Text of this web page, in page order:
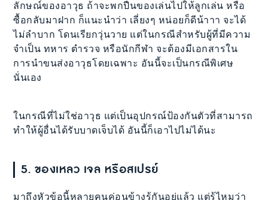
ลักษณ์ของอาวุธ ถ้าจะพกปืนของเล่นไปให้ลูกเล่น หรือ
ซื้อกลับมาฝาก ก็แนะนำว่า เลี่ยงๆ หน่อยก็ดีน้าาา จะได้
ไม่ลำบาก โดนเรียกวุ่นวาย แต่ในกรณีสำหรับผู้ที่มีความ
จำเป็น ทหาร ตำรวจ หรือนักกีฬา จะต้องมีเอกสารใน
การนำขนส่งอาวุธโดยเฉพาะ อันนี้จะเป็นกรณีพิเศษ
นั่นเอง
ในกรณีที่ไม่ใช่อาวุธ แต่เป็นอุปกรณ์ป้องกันตัวที่สามารถ
ทำให้ผู้อื่นได้รับบาดเจ็บได้ อันนี้ก็เอาไปไม่ได้นะ
5. ของเหลว เจล หรือสเปรย์
มาถึงหัวข้อนี้หลายคนค่อนข้างรู้กันอยู่แล้ว แต่รู้ไหมว่า